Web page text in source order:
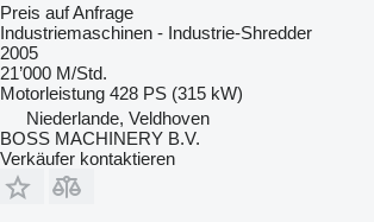
Preis auf Anfrage
Industriemaschinen - Industrie-Shredder
2005
21’000 M/Std.
Motorleistung 428 PS (315 kW)
Niederlande, Veldhoven
BOSS MACHINERY B.V.
Verkäufer kontaktieren